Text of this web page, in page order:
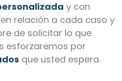
y con
relación a cada caso y
de solicitar lo que
esforzaremos por
que usted espera.